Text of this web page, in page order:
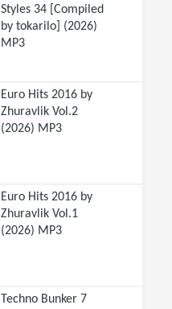
Styles 34 [Compiled
by tokarilo] (2026)
MP3
Euro Hits 2016 by
Zhuravlik Vol.2
(2026) MP3
Euro Hits 2016 by
Zhuravlik Vol.1
(2026) MP3
Techno Bunker 7